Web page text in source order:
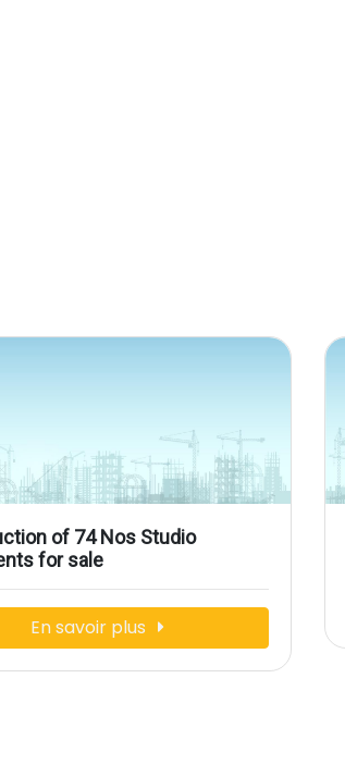
of 74 Nos Studio
for sale
En savoir plus